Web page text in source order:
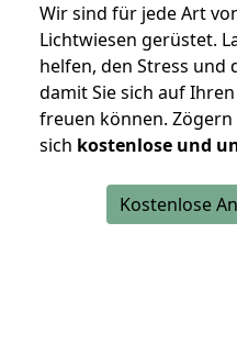
Wir sind für jede Art
Lichtwiesen gerüstet.
helfen, den Stress und
damit Sie sich auf
freuen können. Zögern
sich kostenlose und
Kostenlose